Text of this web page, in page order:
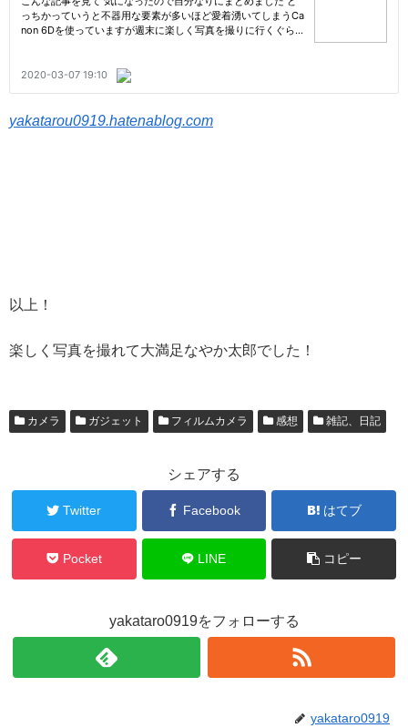
yakatarou0919.hatenablog.com
以上！
楽しく写真を撮れて大満足なやか太郎でした！
カメラ ガジェット フィルムカメラ 感想 雑記、日記
シェアする
Twitter Facebook はてブ
Pocket LINE コピー
yakataro0919をフォローする
yakataro0919